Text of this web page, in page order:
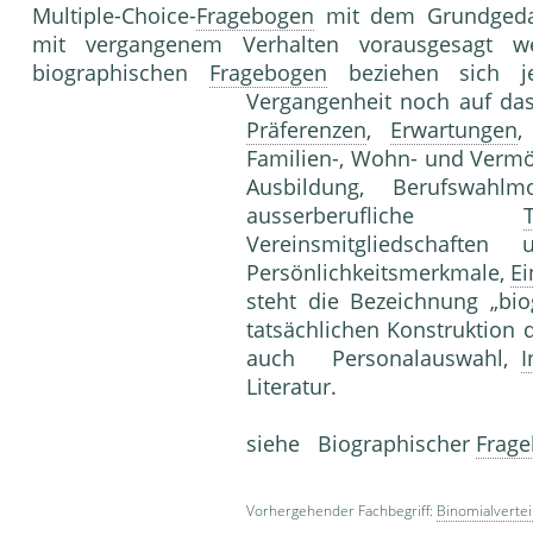
Multiple-Choice-Fragebogen mit dem
mit vergange­nem Verhalten
biographischen Fragebogen beziehen sich
Vergangenheit noch auf
Präferenzen, Erwartungen,
Familien-, Wohn- und
Ausbildung,
ausserberufliche
Persönlichkeitsmerkmale,
steht die Bezeichnung
tatsächlichen Konstruktion
auch Personalauswahl,
Literatur.
siehe Biographischer
Vorhergehender Fachbegriff: